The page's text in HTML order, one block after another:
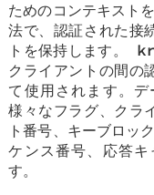
ためのコンテキスト
法で、認証された接
トを保持します。
クライアントの間の
て使用されます。
様々なフラグ、クラ
ト番号、キーブロ
ケンス番号、応答
す。